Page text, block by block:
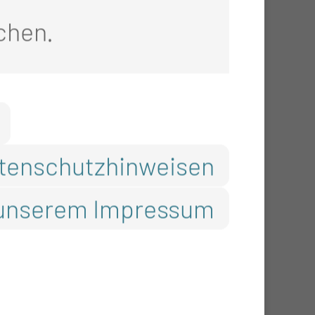
Chóśebuz Dr.
der Region
heutigen
des
und damit zugleich
Impressum